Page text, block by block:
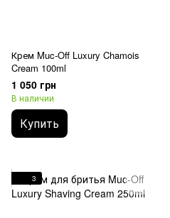
Крем Muc-Off Luxury Chamois
Cream 100ml
1 050 грн
В наличии
Купить
3